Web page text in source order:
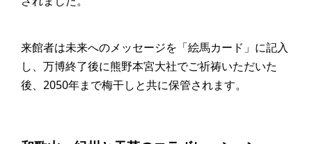
来館者は未来へのメッセージを「絵馬カード」に記入
し、万博終了後に熊野本宮大社でご祈祷いただいた
後、2050年まで梅干しと共に保管されます。